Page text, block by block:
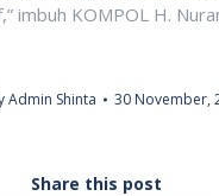
imbuh KOMPOL H.
Admin Shinta 30 November,
Share this post